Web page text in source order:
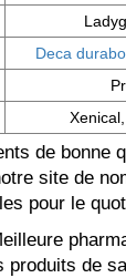
Deca
Xenical,
de bonne
site de
pour le
produits de